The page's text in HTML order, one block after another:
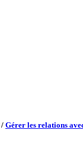
/ Gérer les relations